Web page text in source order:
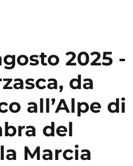
2025 -
da
all’Alpe di
del
Marcia